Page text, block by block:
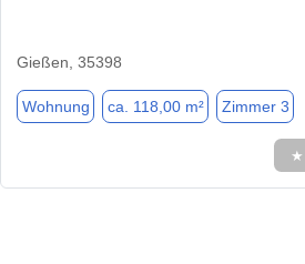
Gießen, 35398
Wohnung ca. 118,00 m² Zimmer 3
★